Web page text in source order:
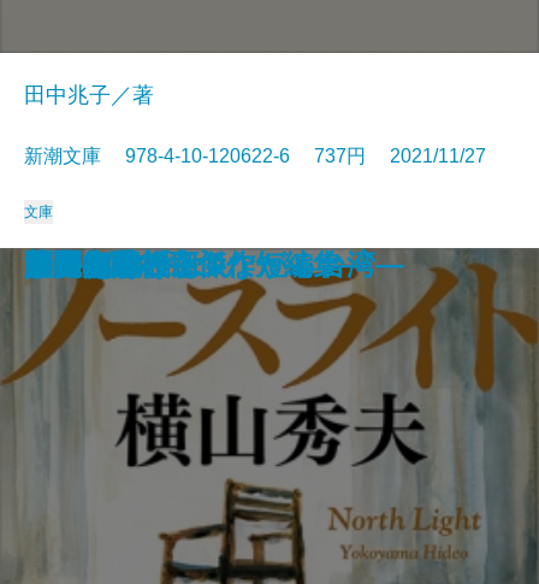
暇と退屈の倫理学
家康の女軍師
老いも病も受け入れよう
文豪ナビ 藤沢周平
管見妄語 失われた美風
龍ノ国幻想2 天翔る縁
黄色いマンション 黒い猫
1R1分34秒
鬼憑き十兵衛
徴産制
田中兆子／著
新潮文庫 978-4-10-120622-6 737円 2021/11/27
文庫
ノースライト
問答無用
辞表―高杉良傑作短編集―
またあおう
しゃばけごはん
トヨタ物語
人間の絆〔上〕
人間の絆〔下〕
美麗島紀行―つながる台湾―
限界病院